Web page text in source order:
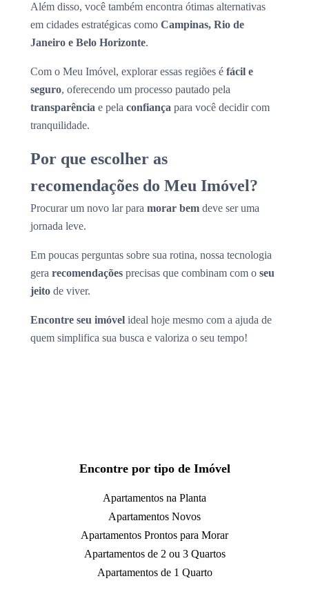
Além disso, você também encontra ótimas alternativas
em cidades estratégicas como Campinas, Rio de
Janeiro e Belo Horizonte.
Com o Meu Imóvel, explorar essas regiões é fácil e
seguro, oferecendo um processo pautado pela
transparência e pela confiança para você decidir com
tranquilidade.
Por que escolher as
recomendações do Meu Imóvel?
Procurar um novo lar para morar bem deve ser uma
jornada leve.
Em poucas perguntas sobre sua rotina, nossa tecnologia
gera recomendações precisas que combinam com o seu
jeito de viver.
Encontre seu imóvel ideal hoje mesmo com a ajuda de
quem simplifica sua busca e valoriza o seu tempo!
Encontre por tipo de Imóvel
Apartamentos na Planta
Apartamentos Novos
Apartamentos Prontos para Morar
Apartamentos de 2 ou 3 Quartos
Apartamentos de 1 Quarto